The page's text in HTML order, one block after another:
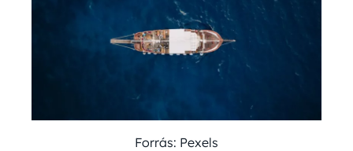
Forrás: Pexels